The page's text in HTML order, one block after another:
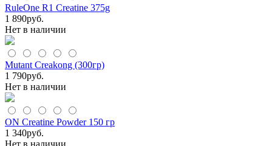
RuleOne R1 Creatine 375g
1 890руб.
Нет в наличии
Mutant Creakong (300гр)
1 790руб.
Нет в наличии
ON Creatine Powder 150 гр
1 340руб.
Нет в наличии